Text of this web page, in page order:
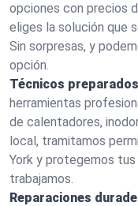
opciones con precios
eliges la solución que
Sin sorpresas, y
opción.
Técnicos
herramientas
de calentadores,
local, tramitamos
York y protegemos
trabajamos.
Reparaciones